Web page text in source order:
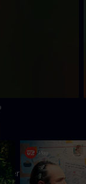
navigerer livet